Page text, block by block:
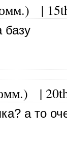
|
базу
|
а то